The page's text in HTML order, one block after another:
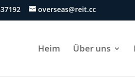
overseas@reit.cc
Heim Über uns